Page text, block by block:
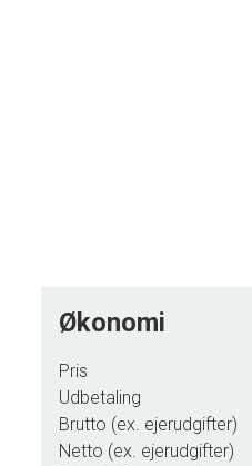
Økonomi
Pris
Udbetaling
Brutto (ex. ejerudgifter)
Netto (ex. ejerudgifter)